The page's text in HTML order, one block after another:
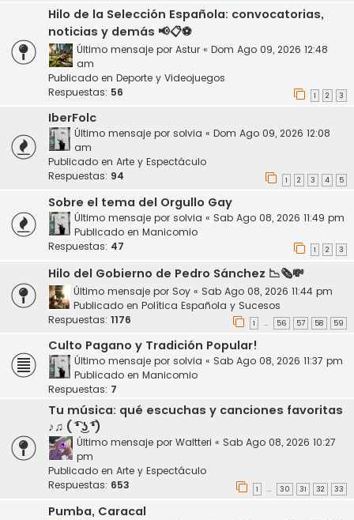
Hilo de la Selección Española: convocatorias,
noticias y demás 📢📋⚽️
Último mensaje por Astur « Dom Ago 09, 2026 12:48
am
Publicado en Deporte y Videojuegos
Respuestas: 56 1 2 3
IberFolc
Último mensaje por solvia « Dom Ago 09, 2026 12:08
am
Publicado en Arte y Espectáculo
Respuestas: 94 1 2 3 4 5
Sobre el tema del Orgullo Gay
Último mensaje por solvia « Sab Ago 08, 2026 11:49 pm
Publicado en Manicomio
Respuestas: 47 1 2 3
Hilo del Gobierno de Pedro Sánchez 📉🗞️💸
Último mensaje por Soy « Sab Ago 08, 2026 11:44 pm
Publicado en Política Española y Sucesos
Respuestas: 1176 1 … 56 57 58 59
Culto Pagano y Tradición Popular!
Último mensaje por solvia « Sab Ago 08, 2026 11:37 pm
Publicado en Manicomio
Respuestas: 7
Tu música: qué escuchas y canciones favoritas
♪♫ ( ͡❛ ͜ʖ ͡❛)
Último mensaje por Waltteri « Sab Ago 08, 2026 10:27
pm
Publicado en Arte y Espectáculo
Respuestas: 653 1 … 30 31 32 33
Pumba, Caracal